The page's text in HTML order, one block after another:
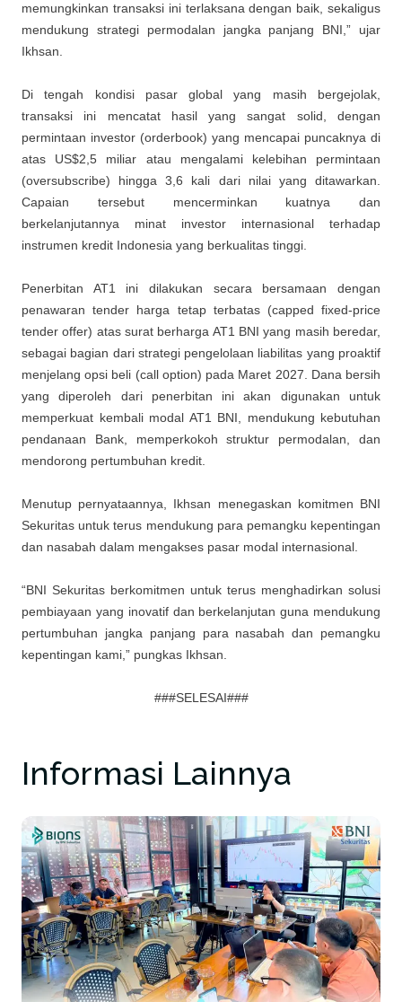
memungkinkan transaksi ini terlaksana dengan baik, sekaligus
mendukung strategi permodalan jangka panjang BNI,” ujar
Ikhsan.
Di tengah kondisi pasar global yang masih bergejolak,
transaksi ini mencatat hasil yang sangat solid, dengan
permintaan investor (orderbook) yang mencapai puncaknya di
atas US$2,5 miliar atau mengalami kelebihan permintaan
(oversubscribe) hingga 3,6 kali dari nilai yang ditawarkan.
Capaian tersebut mencerminkan kuatnya dan
berkelanjutannya minat investor internasional terhadap
instrumen kredit Indonesia yang berkualitas tinggi.
Penerbitan AT1 ini dilakukan secara bersamaan dengan
penawaran tender harga tetap terbatas (capped fixed-price
tender offer) atas surat berharga AT1 BNI yang masih beredar,
sebagai bagian dari strategi pengelolaan liabilitas yang proaktif
menjelang opsi beli (call option) pada Maret 2027. Dana bersih
yang diperoleh dari penerbitan ini akan digunakan untuk
memperkuat kembali modal AT1 BNI, mendukung kebutuhan
pendanaan Bank, memperkokoh struktur permodalan, dan
mendorong pertumbuhan kredit.
Menutup pernyataannya, Ikhsan menegaskan komitmen BNI
Sekuritas untuk terus mendukung para pemangku kepentingan
dan nasabah dalam mengakses pasar modal internasional.
“BNI Sekuritas berkomitmen untuk terus menghadirkan solusi
pembiayaan yang inovatif dan berkelanjutan guna mendukung
pertumbuhan jangka panjang para nasabah dan pemangku
kepentingan kami,” pungkas Ikhsan.
###SELESAI###
Informasi Lainnya